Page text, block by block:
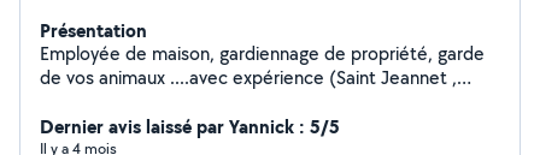
Présentation
Employée de maison, gardiennage de propriété, garde
de vos animaux ....avec expérience (Saint Jeannet ,
Dernier avis laissé par Yannick : 5/5
Il y a 4 mois